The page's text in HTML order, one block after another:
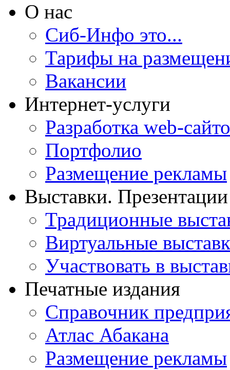
О нас
Сиб-Инфо это...
Тарифы на
Вакансии
Интернет-услуги
Разработка web-
Портфолио
Размещение рекламы
Выставки. Презентации
Традиционные
Виртуальные
Участвовать в
Печатные издания
Справочник
Атлас Абакана
Размещение рекламы